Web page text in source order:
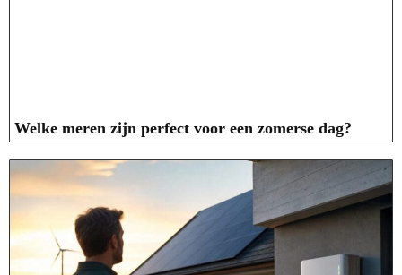
Welke meren zijn perfect voor een zomerse dag?